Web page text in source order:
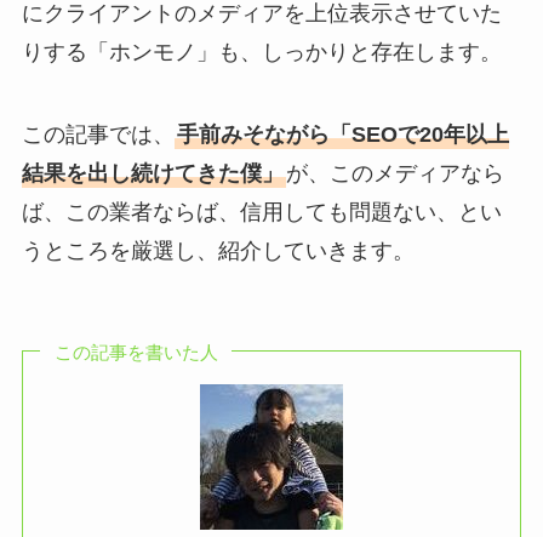
にクライアントのメディアを上位表示させていた
りする「ホンモノ」も、しっかりと存在します。
この記事では、 手前みそながら「SEOで20年以上
結果を出し続けてきた僕」が、このメディアなら
ば、この業者ならば、信用しても問題ない、とい
うところを厳選し、紹介していきます。
この記事を書いた人